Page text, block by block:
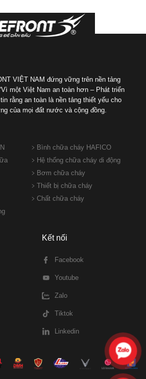
VIỆT NAM đứng vững trên nền tảng
một Việt Nam an toàn hơn – Phát triển
rằng an toàn là nền tảng thiết yếu cho
của mọi đất nước và cộng đồng.
Bình chữa cháy HAFICO
Hệ thống chữa cháy di động
Bơm chữa cháy
Thiết bị chữa cháy
Chất chữa cháy
Kết nối
Facebook
Youtube
Zalo
Tiktok
Linkedin